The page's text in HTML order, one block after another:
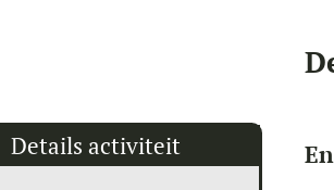
Details activiteit